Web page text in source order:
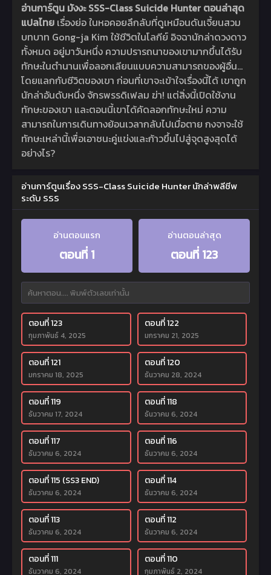
อ่านการ์ตูน มังงะ SSS-Class Suicide Hunter ตอนล่าสุด
แปลไทย เรื่องย่อ ในหอคอยลึกลับที่ดูเหมือนดันเจี้ยนสวม
บทบาท Gong-ja Kim ใช้ชีวิตในโลกีย์ อิจฉานักล่าดวงดาว
ทั้งหมด อยู่มาวันหนึ่ง ความปรารถนาของเขามากขึ้นได้รับ
ทักษะในตำนานเพื่อลอกเลียนแบบความสามารถของผู้อื่น…
โดยแลกกับชีวิตของเขา ก่อนที่เขาจะเข้าใจเรื่องนี้ได้ เขาถูก
นักล่าอันดับหนึ่ง จักรพรรดิเฟลม ฆ่า! แต่สิ่งนี้เปิดใช้งาน
ทักษะของเขา และตอนนี้เขาได้คัดลอกทักษะใหม่ ความ
สามารถในการเดินทางย้อนเวลากลับไปเมื่อตาย กงจาจะใช้
ทักษะเหล่านี้เพื่อเอาชนะคู่แข่งและก้าวขึ้นไปสู่จุดสูงสุดได้
อย่างไร?
อ่านการ์ตูนเรื่อง SSS-Class Suicide Hunter นักล่าพลีชีพ
ระดับ SSS
อ่านตอนแรก
ตอนที่ 1
อ่านตอนล่าสุด
ตอนที่ 123
ตอนที่ 123
กุมภาพันธ์ 4, 2025
ตอนที่ 122
มกราคม 21, 2025
ตอนที่ 121
มกราคม 18, 2025
ตอนที่ 120
ธันวาคม 28, 2024
ตอนที่ 119
ธันวาคม 17, 2024
ตอนที่ 118
ธันวาคม 6, 2024
ตอนที่ 117
ธันวาคม 6, 2024
ตอนที่ 116
ธันวาคม 6, 2024
ตอนที่ 115 (SS3 END)
ธันวาคม 6, 2024
ตอนที่ 114
ธันวาคม 6, 2024
ตอนที่ 113
ธันวาคม 6, 2024
ตอนที่ 112
ธันวาคม 6, 2024
ตอนที่ 111
ธันวาคม 6, 2024
ตอนที่ 110
กุมภาพันธ์ 2, 2024